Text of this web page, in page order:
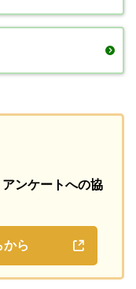
アンケートへの協
から